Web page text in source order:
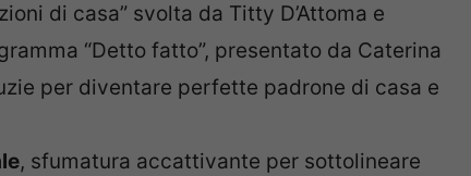
di casa” svolta da Titty D’Attoma e
“Detto fatto”, presentato da Caterina
per diventare perfette padrone di casa e
, sfumatura accattivante per sottolineare